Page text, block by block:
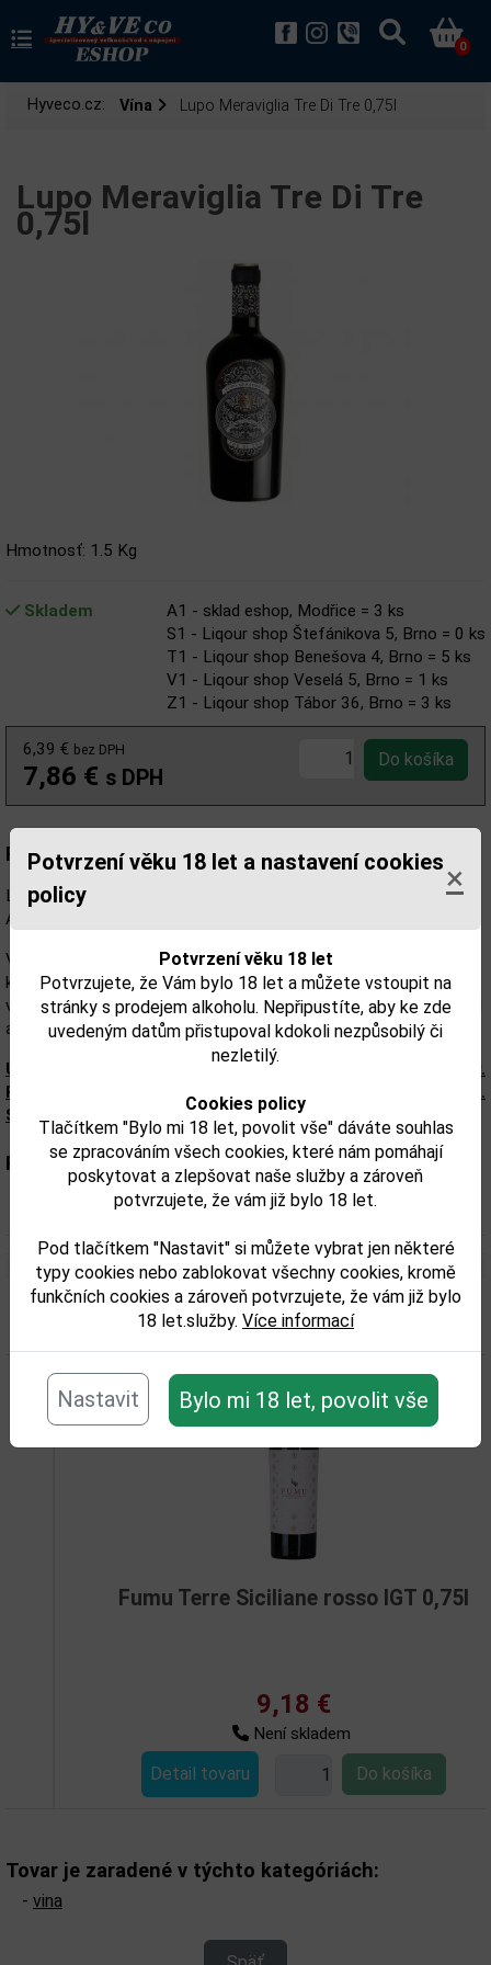
Potvrzení věku 18 let a nastavení cookies
policy
×
Potvrzení věku 18 let
Potvrzujete, že Vám bylo 18 let a můžete vstoupit na
stránky s prodejem alkoholu. Nepřipustíte, aby ke zde
uvedeným datům přistupoval kdokoli nezpůsobilý či
nezletilý.
Cookies policy
Tlačítkem "Bylo mi 18 let, povolit vše" dáváte souhlas
se zpracováním všech cookies, které nám pomáhají
poskytovat a zlepšovat naše služby a zároveň
potvrzujete, že vám již bylo 18 let.
Pod tlačítkem "Nastavit" si můžete vybrat jen některé
typy cookies nebo zablokovat všechny cookies, kromě
funkčních cookies a zároveň potvrzujete, že vám již bylo
18 let.služby. Více informací
Nastavit Bylo mi 18 let, povolit vše
0
Hyveco.cz: Vína Lupo Meraviglia Tre Di Tre 0,75l
Lupo Meraviglia Tre Di Tre
0,75l
Hmotnosť: 1.5 Kg
Skladem
A1 - sklad eshop, Modřice = 3 ks
S1 - Liqour shop Štefánikova 5, Brno = 0 ks
T1 - Liqour shop Benešova 4, Brno = 5 ks
V1 - Liqour shop Veselá 5, Brno = 1 ks
Z1 - Liqour shop Tábor 36, Brno = 3 ks
6,39 € bez DPH
7,86 € s DPH
Popis:
Lupo Meraviglia Tre di Tre Puglia je
z odrůd Negroamaro,
Aglianico, Primitivo.
Víno intenzivní červené barvy s vůni červeného ovoce a džemu,
které se slučují se sladkými a kořenitými tóny dřeva. Na patře
vykazuje skvělou strukturu a vytrvalost. Ideální víno pro první chod
a ke grilovaným červeným masům.
Upozorňujeme, že tento produkt môže obsahovať alergény.
Presné zloženie a alergény sú k dispozícii na obale výrobku.
Skontrolujte prosím pred konzumáciou.
Parametry:
Objem obalu (L):
Související zboží
Fumu Terre Siciliane rosso IGT 0,75l
9,18 €
Není skladem
Detail tovaru
Tovar je zaradené v týchto kategóriách:
- vina